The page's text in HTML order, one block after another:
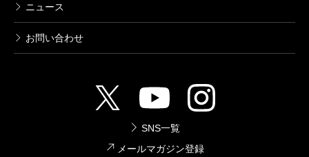
ニュース
お問い合わせ
SNS一覧
メールマガジン登録